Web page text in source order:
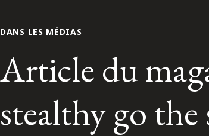
DANS LES MÉDIAS
Article du
stealthy go